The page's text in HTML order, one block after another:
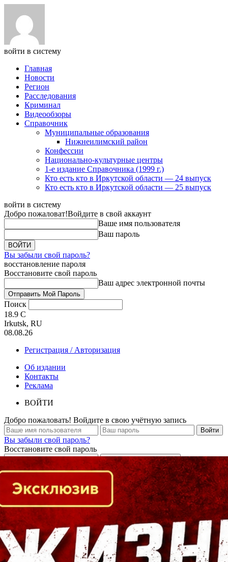
войти в систему
Главная
Новости
Регион
Расследования
Криминал
Видеообзоры
Справочник
Муниципальные образования
Нижнеилимский район
Конфессии
Национально-культурные центры
1-е издание Справочника (1999 г.)
Кто есть кто в Иркутской области — 24 выпуск
Кто есть кто в Иркутской области — 25 выпуск
войти в систему
Добро пожаловат!Войдите в свой аккаунт
Ваше имя пользователя
Ваш пароль
Вы забыли свой пароль?
восстановление пароля
Восстановите свой пароль
Ваш адрес электронной почты
Поиск
18.9 C
Irkutsk, RU
08.08.26
Регистрация / Авторизация
Об издании
Контакты
Реклама
ВОЙТИ
Добро пожаловать! Войдите в свою учётную запись
Вы забыли свой пароль?
Восстановите свой пароль
Кто есть кто в Байкальском регионе